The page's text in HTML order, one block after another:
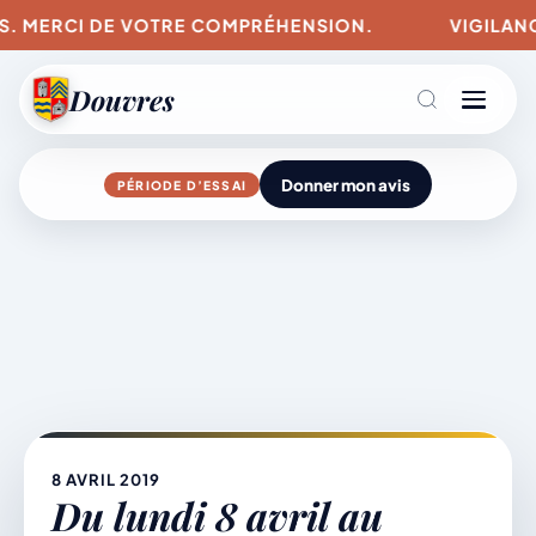
DE VOTRE COMPRÉHENSION.
Douvres
Agenda
Mairie & Vie municipale
PÉRIODE D’ESSAI Donner mon avis
8 AVRIL 2019
Du lundi 8 avril au